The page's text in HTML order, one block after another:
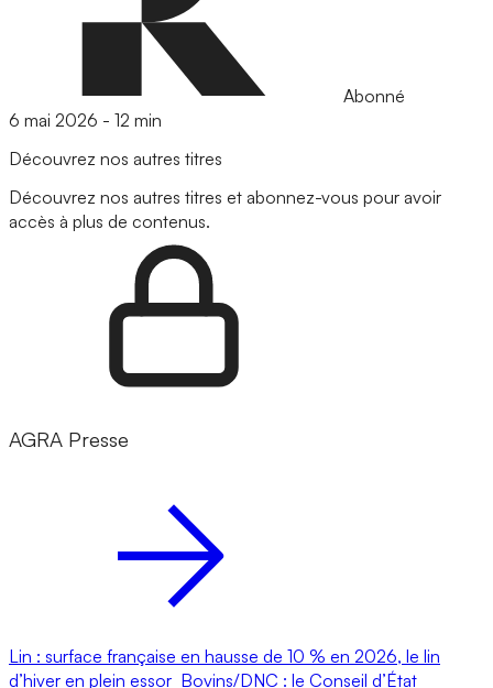
Abonné
6 mai 2026 - 12 min
Découvrez nos autres titres
Découvrez nos autres titres et abonnez-vous pour avoir
accès à plus de contenus.
AGRA Presse
Lin : surface française en hausse de 10 % en 2026, le lin
d’hiver en plein essor Bovins/DNC : le Conseil d’État